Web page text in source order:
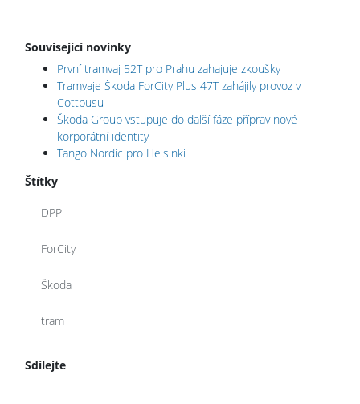
Související novinky
První tramvaj 52T pro Prahu zahajuje zkoušky
Tramvaje Škoda ForCity Plus 47T zahájily provoz v
Cottbusu
Škoda Group vstupuje do další fáze příprav nové
korporátní identity
Tango Nordic pro Helsinki
Štítky
DPP
ForCity
Škoda
tram
Sdílejte